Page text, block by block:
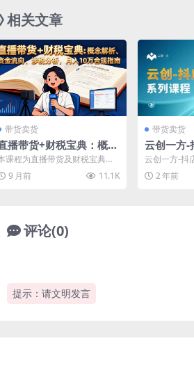
相关文章
带货卖货
播带货+财税宝典：概念
析、资金流向、涉税分
，月入10万合规指南
课程为直播带货及财税宝典，
系统讲解直播带货全流程及财税
理核心知识，帮助学员彻...
9 月前 11.1K
带货卖货
云创一方-
店商城、
等玩法
云创一方-抖
城、商品卡
内容： 01-第
2 年前
评论(0)
提示：请文明发言